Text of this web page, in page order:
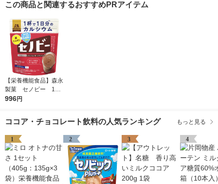
この商品と関連するおすすめPRアイテム
【栄養機能食品】森永
製菓 セノビー 1袋
（180g）
996円
ココア・チョコレート飲料の人気ランキング もっと見る
1 2 3 4